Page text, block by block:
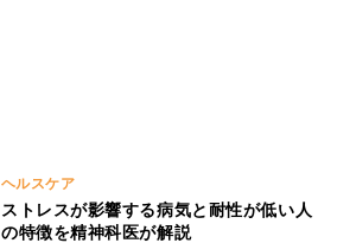
ヘルスケア
ストレスが影響する病気と耐性が低い人
の特徴を精神科医が解説